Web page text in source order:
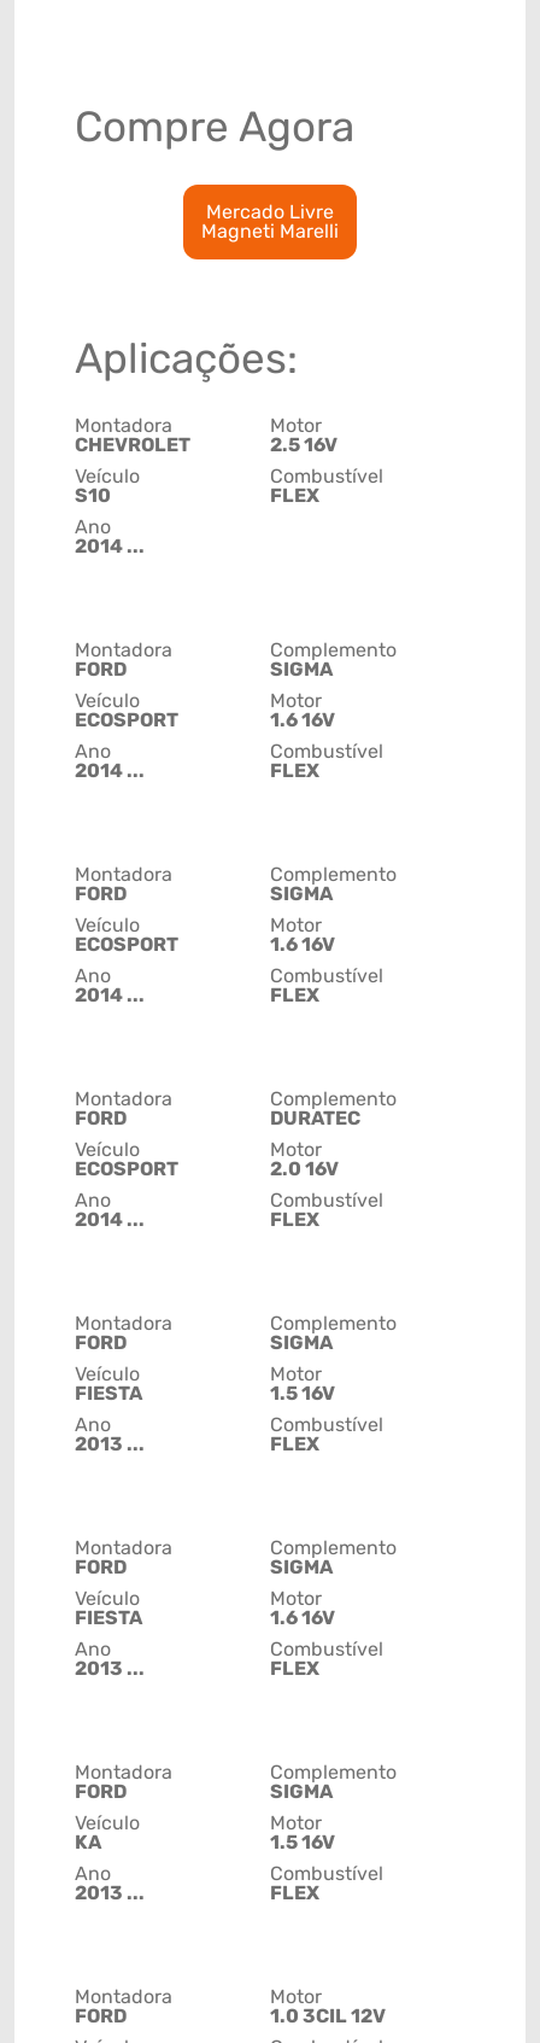
Compre Agora
Mercado Livre
Magneti Marelli
Aplicações:
Montadora
CHEVROLET
Veículo
S10
Ano
2014 ...
Motor
2.5 16V
Combustível
FLEX
Montadora
FORD
Veículo
ECOSPORT
Ano
2014 ...
Complemento
SIGMA
Motor
1.6 16V
Combustível
FLEX
Montadora
FORD
Veículo
ECOSPORT
Ano
2014 ...
Complemento
SIGMA
Motor
1.6 16V
Combustível
FLEX
Montadora
FORD
Veículo
ECOSPORT
Ano
2014 ...
Complemento
DURATEC
Motor
2.0 16V
Combustível
FLEX
Montadora
FORD
Veículo
FIESTA
Ano
2013 ...
Complemento
SIGMA
Motor
1.5 16V
Combustível
FLEX
Montadora
FORD
Veículo
FIESTA
Ano
2013 ...
Complemento
SIGMA
Motor
1.6 16V
Combustível
FLEX
Montadora
FORD
Veículo
KA
Ano
2013 ...
Complemento
SIGMA
Motor
1.5 16V
Combustível
FLEX
Montadora
FORD
Motor
1.0 3CIL 12V